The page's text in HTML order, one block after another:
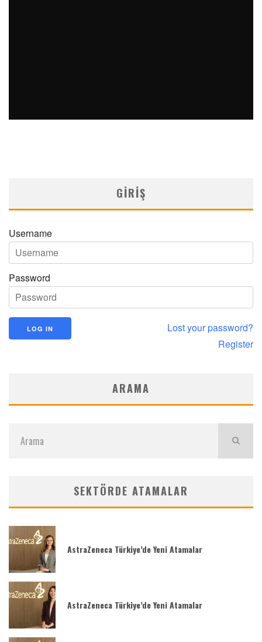
GIRIŞ
Username
Password
Lost your password?
Register
ARAMA
SEKTÖRDE ATAMALAR
AstraZeneca Türkiye’de Yeni Atamalar
AstraZeneca Türkiye’de Yeni Atamalar